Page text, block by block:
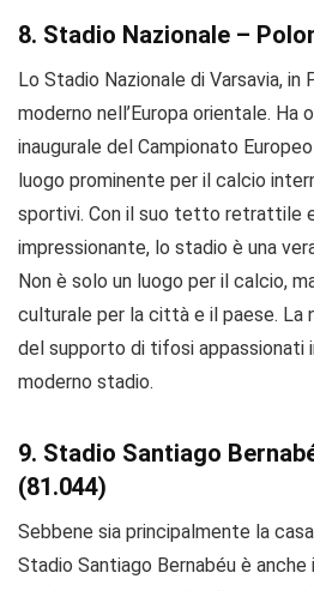
8. Stadio Nazionale –
Lo Stadio Nazionale di Varsavia, in
moderno nell’Europa orientale.
inaugurale del Campionato
luogo prominente per il calcio
sportivi. Con il suo tetto retrattile
impressionante, lo stadio è una
Non è solo un luogo per il calcio,
culturale per la città e il paese. La
del supporto di tifosi appassionati
moderno stadio.
9. Stadio Santiago
(81.044)
Sebbene sia principalmente la
Stadio Santiago Bernabéu è